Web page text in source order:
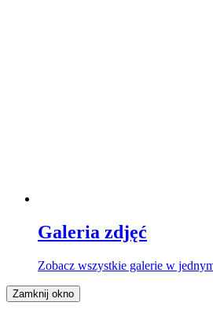
Galeria zdjęć
Zobacz wszystkie galerie w
Zamknij okno